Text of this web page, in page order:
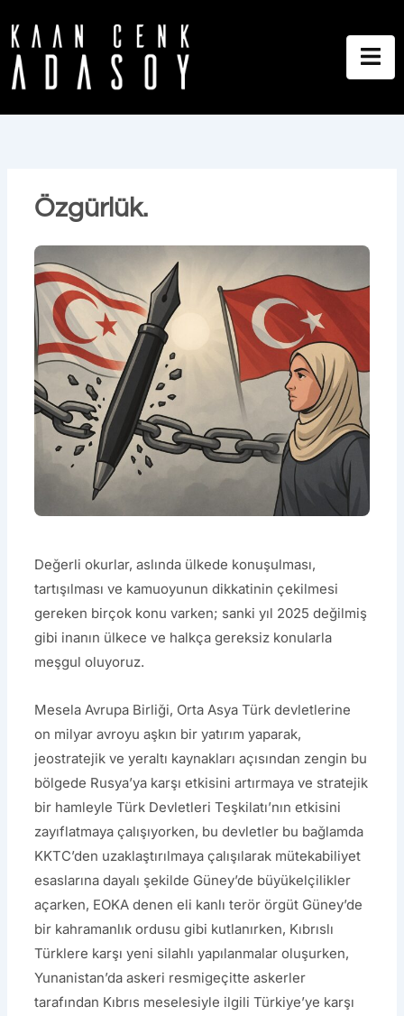
atla
Özgürlük.
Değerli okurlar, aslında ülkede konuşulması,
tartışılması ve kamuoyunun dikkatinin çekilmesi
gereken birçok konu varken; sanki yıl 2025 değilmiş
gibi inanın ülkece ve halkça gereksiz konularla
meşgul oluyoruz.
Mesela Avrupa Birliği, Orta Asya Türk devletlerine
on milyar avroyu aşkın bir yatırım yaparak,
jeostratejik ve yeraltı kaynakları açısından zengin bu
bölgede Rusya’ya karşı etkisini artırmaya ve stratejik
bir hamleyle Türk Devletleri Teşkilatı’nın etkisini
zayıflatmaya çalışıyorken, bu devletler bu bağlamda
KKTC’den uzaklaştırılmaya çalışılarak mütekabiliyet
esaslarına dayalı şekilde Güney’de büyükelçilikler
açarken, EOKA denen eli kanlı terör örgüt Güney’de
bir kahramanlık ordusu gibi kutlanırken, Kıbrıslı
Türklere karşı yeni silahlı yapılanmalar oluşurken,
Yunanistan’da askeri resmigeçitte askerler
tarafından Kıbrıs meselesiyle ilgili Türkiye’ye karşı